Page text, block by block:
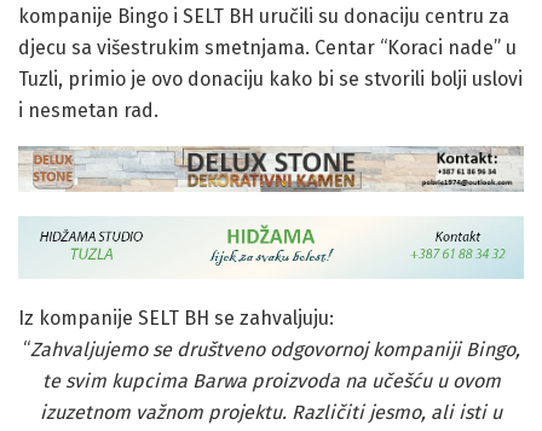
kompanije Bingo i SELT BH uručili su donaciju centru za
djecu sa višestrukim smetnjama. Centar “Koraci nade” u
Tuzli, primio je ovo donaciju kako bi se stvorili bolji uslovi
i nesmetan rad.
Iz kompanije SELT BH se zahvaljuju:
“Zahvaljujemo se društveno odgovornoj kompaniji Bingo,
te svim kupcima Barwa proizvoda na učešću u ovom
izuzetnom važnom projektu. Različiti jesmo, ali isti u